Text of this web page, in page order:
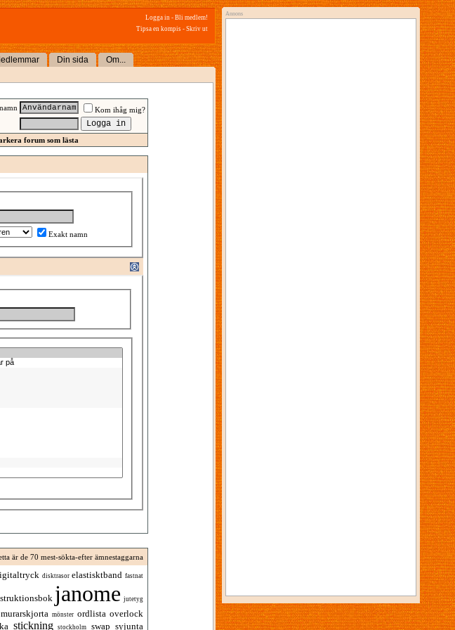
Logga in - Bli medlem!
Tipsa en kompis - Skriv ut
Din sida Om...
Kom ihåg mig?
forum som lästa
Exakt namn
är de 70 mest-sökta-efter ämnestaggarna
disktrasor elastisktband fastnat
janome jutetyg
murarskjorta mönster ordlista overlock
stickning stockholm swap syjunta
Annons